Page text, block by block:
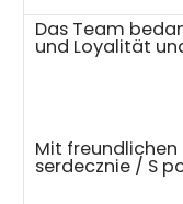
Das Team
und Loyalität
Mit
serdecznie / S